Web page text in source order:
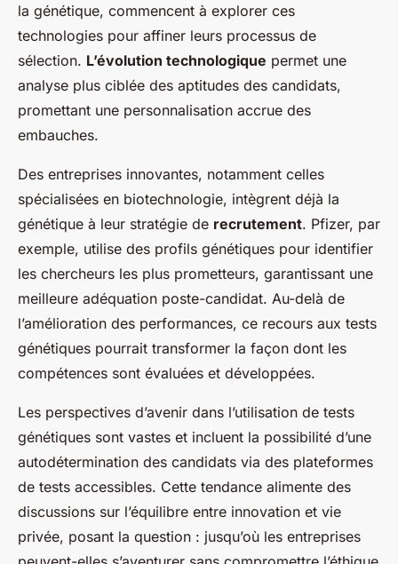
la génétique, commencent à explorer ces
technologies pour affiner leurs processus de
sélection. L’évolution technologique permet une
analyse plus ciblée des aptitudes des candidats,
promettant une personnalisation accrue des
embauches.
Des entreprises innovantes, notamment celles
spécialisées en biotechnologie, intègrent déjà la
génétique à leur stratégie de recrutement. Pfizer, par
exemple, utilise des profils génétiques pour identifier
les chercheurs les plus prometteurs, garantissant une
meilleure adéquation poste-candidat. Au-delà de
l’amélioration des performances, ce recours aux tests
génétiques pourrait transformer la façon dont les
compétences sont évaluées et développées.
Les perspectives d’avenir dans l’utilisation de tests
génétiques sont vastes et incluent la possibilité d’une
autodétermination des candidats via des plateformes
de tests accessibles. Cette tendance alimente des
discussions sur l’équilibre entre innovation et vie
privée, posant la question : jusqu’où les entreprises